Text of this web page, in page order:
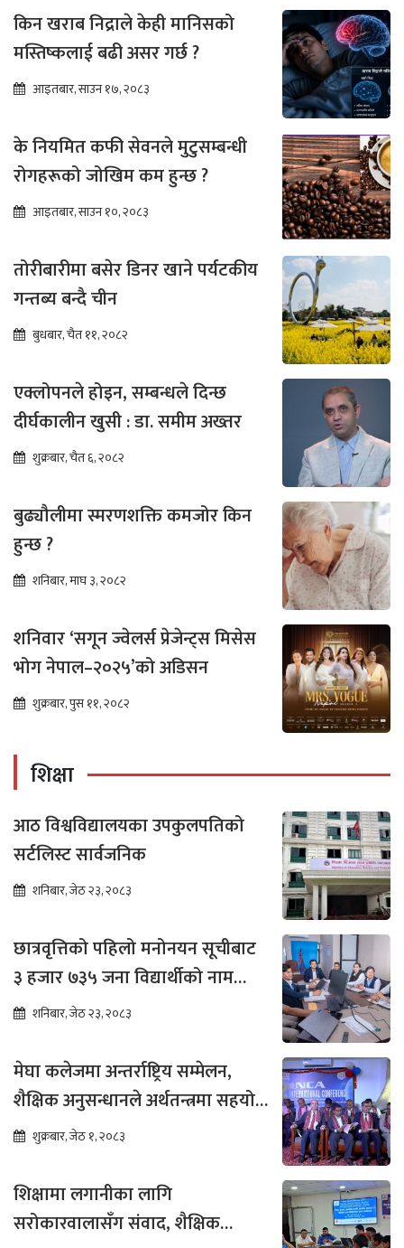
किन खराब निद्राले केही मानिसको
मस्तिष्कलाई बढी असर गर्छ ?
आइतबार, साउन १७, २०८३
के नियमित कफी सेवनले मुटुसम्बन्धी
रोगहरूको जोखिम कम हुन्छ ?
आइतबार, साउन १०, २०८३
तोरीबारीमा बसेर डिनर खाने पर्यटकीय
गन्तब्य बन्दै चीन
बुधबार, चैत ११, २०८२
एक्लोपनले होइन, सम्बन्धले दिन्छ
दीर्घकालीन खुसी : डा. समीम अख्तर
शुक्रबार, चैत ६, २०८२
बुढ्यौलीमा स्मरणशक्ति कमजोर किन
हुन्छ ?
शनिबार, माघ ३, २०८२
शनिवार ‘सगून ज्वेलर्स प्रेजेन्ट्स मिसेस
भोग नेपाल–२०२५’को अडिसन
शुक्रबार, पुस ११, २०८२
शिक्षा
आठ विश्वविद्यालयका उपकुलपतिको
सर्टलिस्ट सार्वजनिक
शनिबार, जेठ २३, २०८३
छात्रवृत्तिको पहिलो मनोनयन सूचीबाट
३ हजार ७३५ जना विद्यार्थीको नाम
भर्नाका लागि सिफारिस
शनिबार, जेठ २३, २०८३
मेघा कलेजमा अन्तर्राष्ट्रिय सम्मेलन,
शैक्षिक अनुसन्धानले अर्थतन्त्रमा सहयोग
पुग्ने विश्वास
शुक्रबार, जेठ १, २०८३
शिक्षामा लगानीका लागि
सरोकारवालासँग संवाद, शैक्षिक